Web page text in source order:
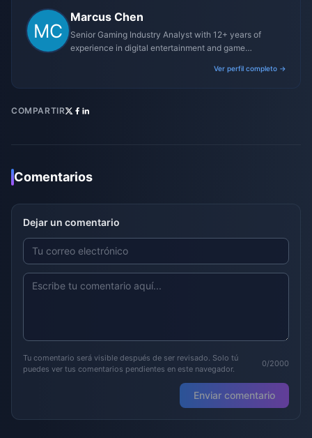
Marcus Chen
Senior Gaming Industry Analyst with 12+ years of
experience in digital entertainment and game
Ver perfil completo →
COMPARTIR
Comentarios
Dejar un comentario
Tu comentario será visible después de ser revisado. Solo tú
puedes ver tus comentarios pendientes en este navegador.
0/2000
Enviar comentario